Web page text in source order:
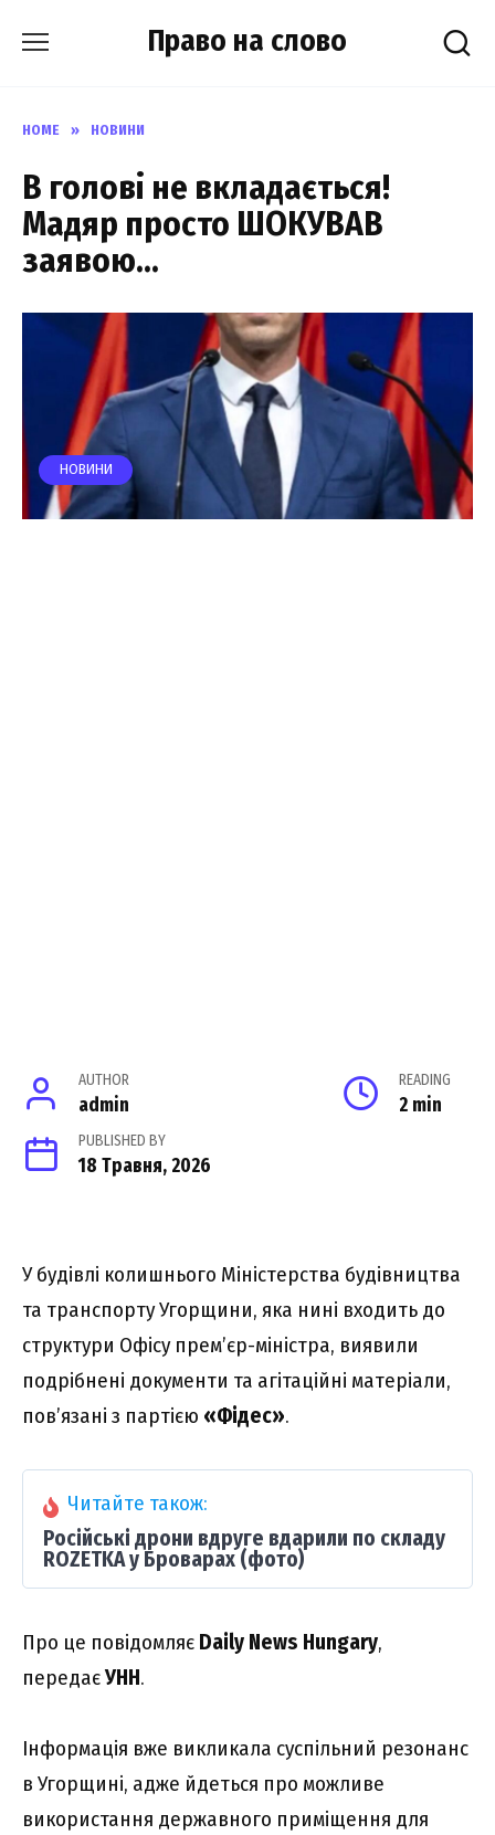
Право на слово
HOME » НОВИНИ
В голові не вкладається!
Мадяр просто ШОКУВАВ
заявою…
НОВИНИ
AUTHOR
admin
READING
2 min
PUBLISHED BY
18 Травня, 2026
У будівлі колишнього Міністерства будівництва
та транспорту Угорщини, яка нині входить до
структури Офісу прем’єр-міністра, виявили
подрібнені документи та агітаційні матеріали,
пов’язані з партією «Фідес».
Читайте також:
Російські дрони вдруге вдарили по складу
ROZETKA у Броварах (фото)
Про це повідомляє Daily News Hungary,
передаєУНН.
Інформація вже викликала суспільний резонанс
в Угорщині, адже йдеться про можливе
використання державного приміщення для